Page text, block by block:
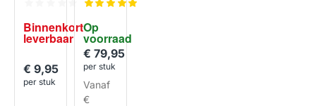
Binnenkort
leverbaar
S /
PRB75-
2395M
€ 9,95
per stuk
Op
voorraad
kt voor
PC111 /
C-8417
/ PA175
Zwemb
ad
Waterfi
lter
€ 79,95
per stuk
Vanaf
€